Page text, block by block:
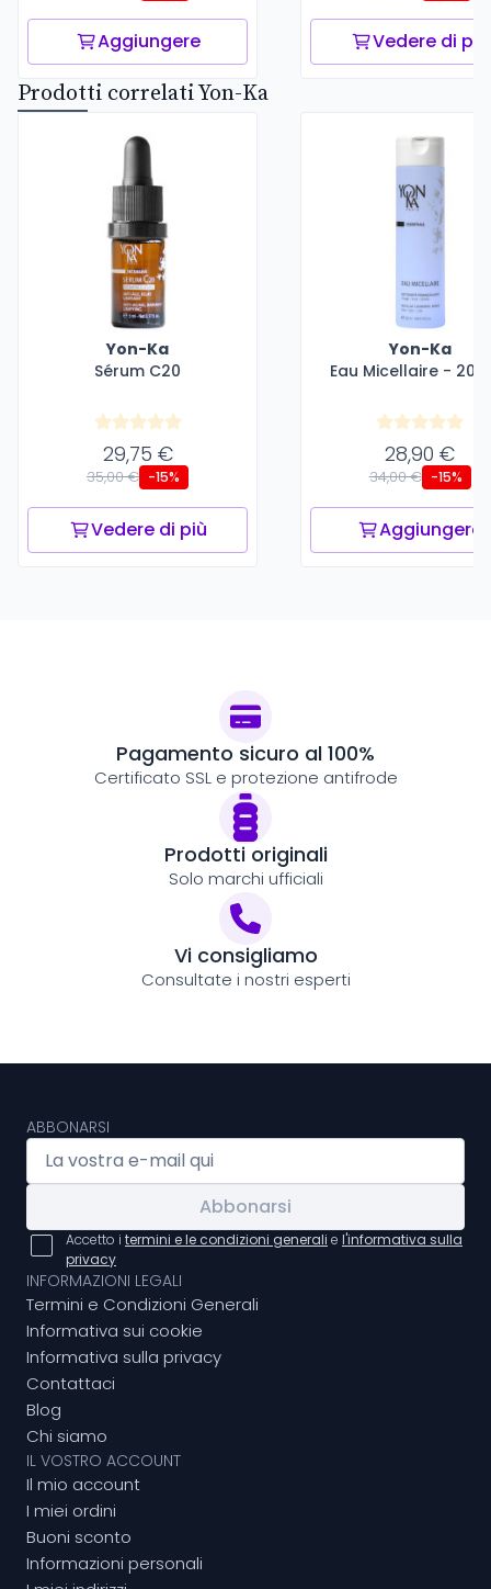
Aggiungere Vedere di più
Prodotti correlati Yon-Ka
Yon-Ka
Sérum C20
29,75 €
35,00 € -15%
Vedere di più
Yon-Ka
Eau Micellaire - 200
28,90 €
34,00 € -15%
Aggiungere
Pagamento sicuro al 100%
Certificato SSL e protezione antifrode
Prodotti originali
Solo marchi ufficiali
Vi consigliamo
Consultate i nostri esperti
ABBONARSI
Abbonarsi
Accetto i termini e le condizioni generali e l'informativa sulla
privacy
INFORMAZIONI LEGALI
Termini e Condizioni Generali
Informativa sui cookie
Informativa sulla privacy
Contattaci
Blog
Chi siamo
IL VOSTRO ACCOUNT
Il mio account
I miei ordini
Buoni sconto
Informazioni personali